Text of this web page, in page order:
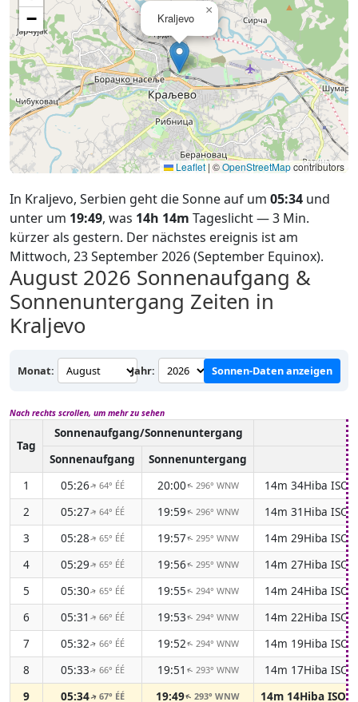
Kraljevo
×
−
Leaflet | ©OpenStreetMapcontributors
In Kraljevo, Serbien geht die Sonne auf um 05:34 und
unter um 19:49, was 14h 14m Tageslicht — 3 Min.
kürzer als gestern. Der nächstes ereignis ist am
Mittwoch, 23 September 2026 (September Equinox).
August 2026 Sonnenaufgang &
Sonnenuntergang Zeiten in
Kraljevo
Monat: Jahr: Sonnen-Daten anzeigen
Nach rechts scrollen, um mehr zu sehen
Tag
Sonnenaufgang/Sonnenuntergang
Sonnenaufgang
Sonnenuntergang
1
05:26↑ 64° ÉÉ 20:00↑ 296° WNW
14m 34Hiba ISO
2
05:27↑ 64° ÉÉ 19:59↑ 296° WNW
14m 31Hiba ISO
3
05:28↑ 65° ÉÉ 19:57↑ 295° WNW
14m 29Hiba ISO
4
05:29↑ 65° ÉÉ 19:56↑ 295° WNW
14m 27Hiba ISO
5
05:30↑ 65° ÉÉ 19:55↑ 294° WNW
14m 24Hiba ISO
6
05:31 ↑ 66° ÉÉ 19:53↑ 294° WNW
14m 22Hiba ISO
7
05:32↑ 66° ÉÉ 19:52↑ 294° WNW
14m 19Hiba ISO
8
05:33↑ 66° ÉÉ 19:51 ↑ 293° WNW
14m 17Hiba ISO
9
05:34↑ 67° ÉÉ 19:49↑293° WNW
14m 14Hiba ISO